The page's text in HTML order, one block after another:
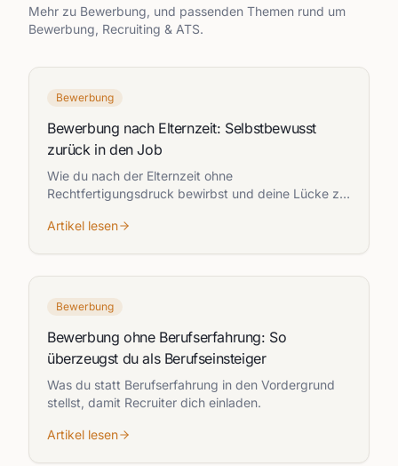
Mehr zu Bewerbung, und passenden Themen rund um
Bewerbung, Recruiting & ATS.
Bewerbung
Bewerbung nach Elternzeit: Selbstbewusst
zurück in den Job
Wie du nach der Elternzeit ohne
Rechtfertigungsdruck bewirbst und deine Lücke zur
Artikel lesen
Bewerbung
Bewerbung ohne Berufserfahrung: So
überzeugst du als Berufseinsteiger
Was du statt Berufserfahrung in den Vordergrund
stellst, damit Recruiter dich einladen.
Artikel lesen